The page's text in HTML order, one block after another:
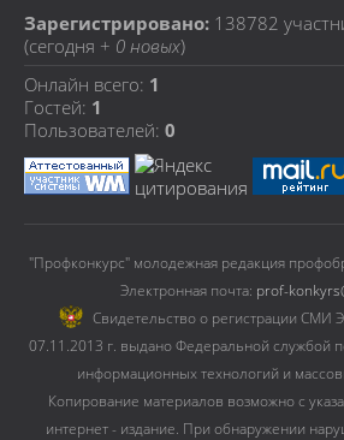
Зарегистрировано: 138782
(сегодня + 0 новых)
Онлайн всего: 1
Гостей: 1
Пользователей: 0
"Профконкурс" молодежная редакция
Электронная почта: prof-
Cвидетельство о регистрации
07.11.2013 г. выдано Федеральной службой
информационных технологий и
Копирование материалов возможно с
интернет - издание. При обнаружении